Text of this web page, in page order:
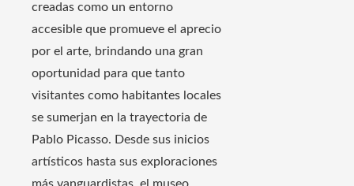
creadas como un entorno
accesible que promueve el aprecio
por el arte, brindando una gran
oportunidad para que tanto
visitantes como habitantes locales
se sumerjan en la trayectoria de
Pablo Picasso. Desde sus inicios
artísticos hasta sus exploraciones